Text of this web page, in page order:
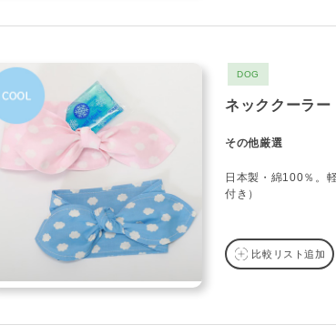
DOG
ネッククーラー
その他厳選
日本製・綿100％。
付き）
比較リスト追加